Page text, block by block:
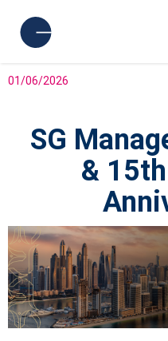
01/06/2026
SG
& 15th